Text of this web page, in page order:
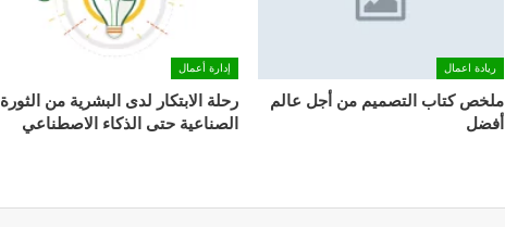
ريادة اعمال
ملخص كتاب التصميم من أجل عالم
أفضل
إدارة أعمال
رحلة الابتكار لدى البشرية من الثورة
الصناعية حتى الذكاء الاصطناعي